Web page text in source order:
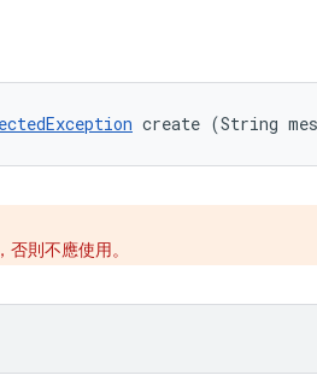
create (String
則不應使用。